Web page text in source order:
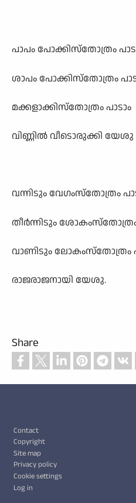
പാപം പോക്കിസ്തോത്രം
ശാപം പോക്കിസ്തോത്രം
മക്കളാക്കിസ്തോത്രം പാടാം
വിണ്ണിൽ വീടൊരുക്കി യേശു
വന്നിടും വേഗംസ്തോത്രം
തീർന്നിടും ശോകംസ്തോത്രം
വാണിടും ലോകംസ്തോത്രം
രാജരാജനായി യേശു.
Share
Contact
Copyright
Site map
Privacy policy
Cookie settings
Log in